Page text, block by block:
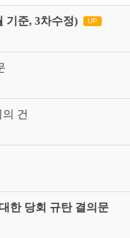
기준, 3차수정) UP
건
한 당회 규탄 결의문